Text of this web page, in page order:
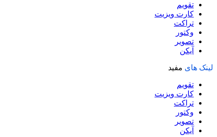
تقویم
کارت ویزیت
تراکت
وکتور
تصویر
آیکن
لینک های مفید
تقویم
کارت ویزیت
تراکت
وکتور
تصویر
آیکن